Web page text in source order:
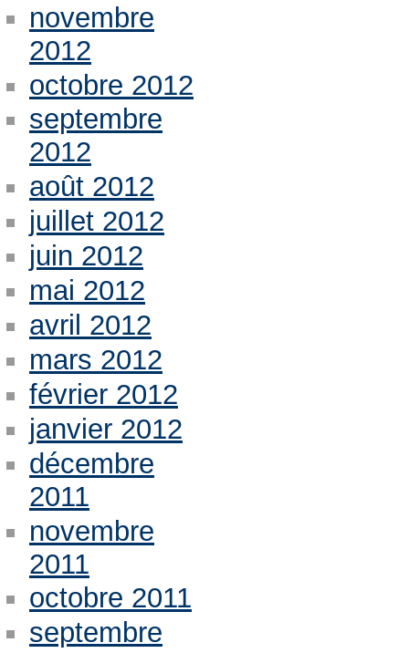
novembre
2012
octobre 2012
septembre
2012
août 2012
juillet 2012
juin 2012
mai 2012
avril 2012
mars 2012
février 2012
janvier 2012
décembre
2011
novembre
2011
octobre 2011
septembre